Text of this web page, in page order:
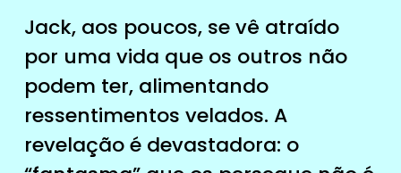
Jack, aos poucos, se vê atraído
por uma vida que os outros não
podem ter, alimentando
ressentimentos velados. A
revelação é devastadora: o